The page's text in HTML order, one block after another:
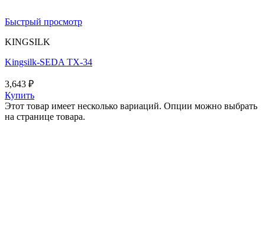
Быстрый просмотр
KINGSILK
Kingsilk-SEDA TX-34
3,643 ₽
Купить
Этот товар имеет несколько вариаций. Опции можно выбрать
на странице товара.